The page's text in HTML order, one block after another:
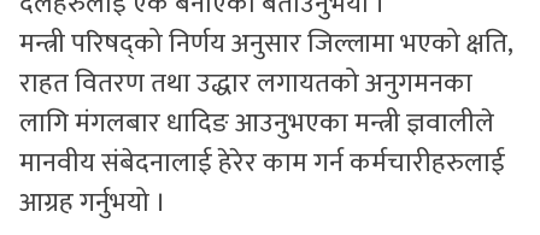
मन्त्री परिषद्को निर्णय अनुसार जिल्लामा भएको क्षति,
राहत वितरण तथा उद्धार लगायतको अनुगमनका
लागि मंगलबार धादिङ आउनुभएका मन्त्री ज्ञवालीले
मानवीय संबेदनालाई हेरेर काम गर्न कर्मचारीहरुलाई
आग्रह गर्नुभयो ।